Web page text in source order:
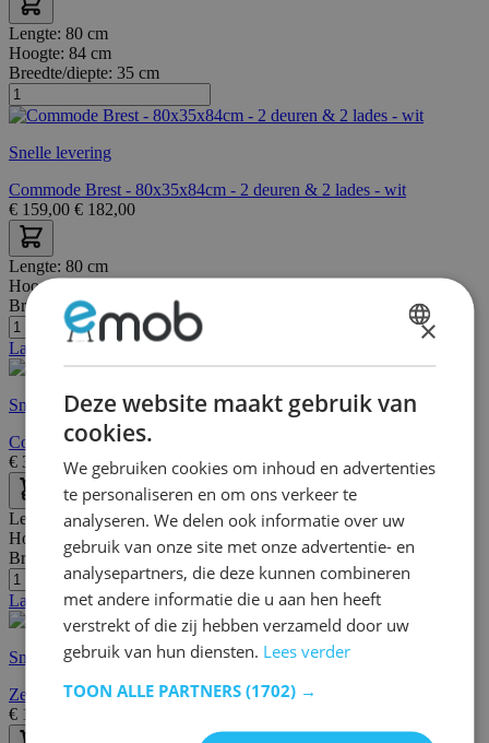
Lengte: 80 cm
Hoogte: 84 cm
Breedte/diepte: 35 cm
Snelle levering
Commode Brest - 80x35x84cm - 2 deuren & 2 lades - wit
€ 159,00 € 182,00
Lengte: 80 cm
Hoogte:
Breedte/diepte:
Laatste stuks
Snelle levering
Commode Lobi 1 deur 4 lades - glanzend wit/hout
€ 331,00
Lengte:90 cm
Hoogte:
70 cm
Breedte/diepte:34 cm
Laatste stuks
Snelle levering
Zermat Console | 100% MELAMINE | Wit
€ 125,00
×
Deze website maakt gebruik van
cookies.
We gebruiken cookies om inhoud en advertenties
te personaliseren en om ons verkeer te
analyseren. We delen ook informatie over uw
gebruik van onze site met onze advertentie- en
analysepartners, die deze kunnen combineren
met andere informatie die u aan hen heeft
verstrekt of die zij hebben verzameld door uw
gebruik van hun diensten. Lees verder
TOON ALLE PARTNERS (1702) →